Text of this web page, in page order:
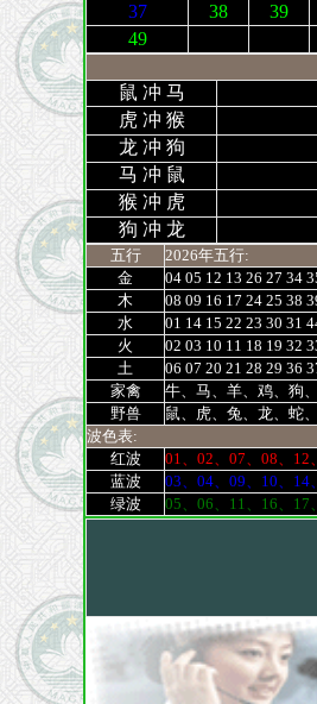
37
38 39
49
鼠 冲 马
虎 冲 猴
龙 冲 狗
马 冲 鼠
猴 冲 虎
狗 冲 龙
五行
2026年五行:
金
04 05 12 13 26 27 34
木
08 09 16 17 24 25 38
水
01 14 15 22 23 30 31
火
02 03 10 11 18 19 32
土
06 07 20 21 28 29 36
家禽
牛、马、羊、鸡、狗
野兽
鼠、虎、兔、龙、蛇
波色表:
红波
01、02、07、08、12
蓝波
03、04、09、10、14
绿波
05、06、11、16、17